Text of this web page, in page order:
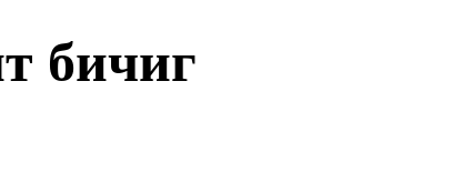
бичиг